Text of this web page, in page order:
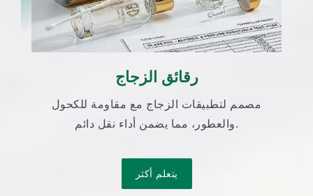
رقائق الزجاج
مصمم لتطبيقات الزجاج مع مقاومة للكحول
والعطور، مما يضمن أداء نقل دائم.
يتعلم أكثر